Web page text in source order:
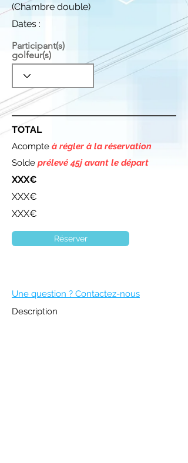
(Chambre double)
Dates :
Participant(s)
golfeur(s)
TOTAL
Acompte à régler à la réservation
Solde prélevé 45j avant le départ
XXX€
XXX€
XXX€
Réserver
Une question ? Contactez-nous
Description